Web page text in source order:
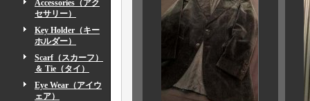
Accessories（アク
セサリー）
Key Holder（キー
ホルダー）
Scarf（スカーフ）
＆ Tie（タイ）
Eye Wear（アイウ
ェア）